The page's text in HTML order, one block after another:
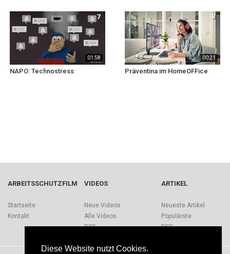
Diese Website nutzt Cookies.
01:58
7
NAPO: Technostress
00:21
8
Präventina im HomeOFFice
ARBEITSSCHUTZFILM
Startseite
Kontakt
VIDEOS
Neue Videos
Alle Videos
RSS
ARTIKEL
Neueste Artikel
Populärste
RSS